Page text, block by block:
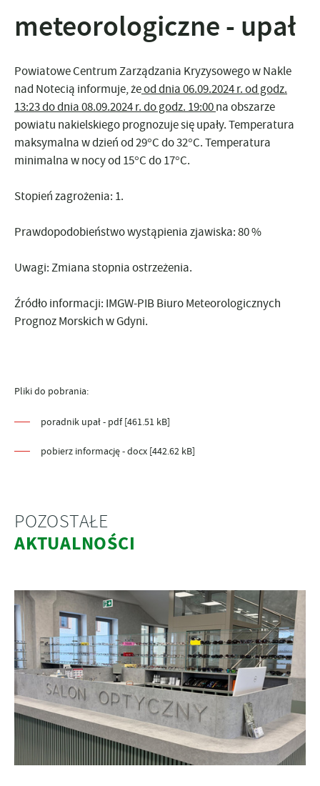
meteorologiczne - upał
Powiatowe Centrum Zarządzania Kryzysowego w Nakle
nad Notecią informuje, żeod dnia 06.09.2024 r. od godz.
13:23do dnia 08.09.2024 r. do godz. 19:00na obszarze
powiatu nakielskiego prognozuje się upały. Temperatura
maksymalna w dzień od 29°C do 32°C. Temperatura
minimalna w nocy od 15°C do 17°C.
Stopień zagrożenia: 1.
Prawdopodobieństwo wystąpienia zjawiska:80 %
Uwagi:Zmiana stopnia ostrzeżenia.
Źródło informacji: IMGW-PIB Biuro Meteorologicznych
Prognoz Morskich w Gdyni.
Pliki do pobrania:
poradnik upał - pdf [461.51 kB]
pobierz informację - docx [442.62 kB]
POZOSTAŁE
AKTUALNOŚCI